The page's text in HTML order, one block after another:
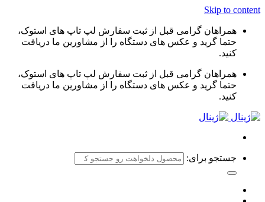
Skip to content
همراهان گرامی قبل از ثبت سفارش لپ تاپ های استوک،
حتما گرید و عکس های دستگاه را از مشاورین ما دریافت
کنید.
همراهان گرامی قبل از ثبت سفارش لپ تاپ های استوک،
حتما گرید و عکس های دستگاه را از مشاورین ما دریافت
کنید.
جستجو برای: